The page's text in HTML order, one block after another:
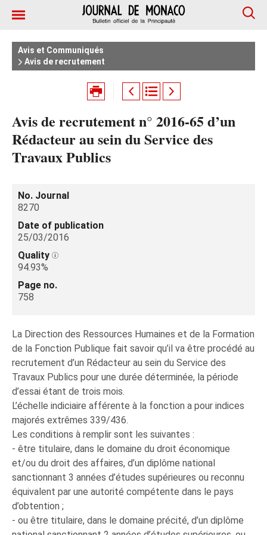
Avis et Communiqués
Avis de recrutement
Avis de recrutement n° 2016-65 d’un
Rédacteur au sein du Service des
Travaux Publics
No. Journal
8270
Date of publication
25/03/2016
Quality
94.93%
Page no.
758
La Direction des Ressources Humaines et de la Formation
de la Fonction Publique fait savoir qu’il va être procédé au
recrutement d’un Rédacteur au sein du Service des
Travaux Publics pour une durée déterminée, la période
d’essai étant de trois mois.
L’échelle indiciaire afférente à la fonction a pour indices
majorés extrêmes 339/436.
Les conditions à remplir sont les suivantes :
- être titulaire, dans le domaine du droit économique
et/ou du droit des affaires, d’un diplôme national
sanctionnant 3 années d’études supérieures ou reconnu
équivalent par une autorité compétente dans le pays
d’obtention ;
- ou être titulaire, dans le domaine précité, d’un diplôme